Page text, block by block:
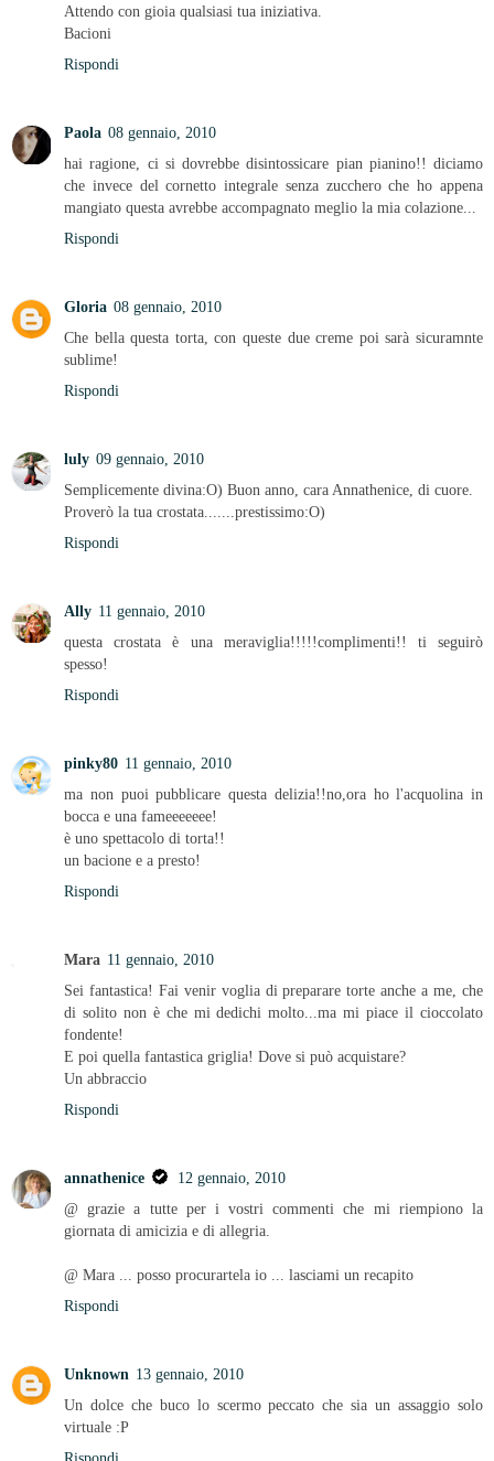
Attendo con gioia qualsiasi tua iniziativa.
Bacioni
Rispondi
Paola 08 gennaio, 2010
hai ragione, ci si dovrebbe disintossicare pian pianino!! diciamo
che invece del cornetto integrale senza zucchero che ho appena
mangiato questa avrebbe accompagnato meglio la mia colazione...
Rispondi
Gloria 08 gennaio, 2010
Che bella questa torta, con queste due creme poi sarà sicuramnte
sublime!
Rispondi
luly 09 gennaio, 2010
Semplicemente divina:O) Buon anno, cara Annathenice, di cuore.
Proverò la tua crostata.......prestissimo:O)
Rispondi
Ally 11 gennaio, 2010
questa crostata è una meraviglia!!!!!complimenti!! ti seguirò
spesso!
Rispondi
pinky80 11 gennaio, 2010
ma non puoi pubblicare questa delizia!!no,ora ho l'acquolina in
bocca e una fameeeeeee!
è uno spettacolo di torta!!
un bacione e a presto!
Rispondi
Mara 11 gennaio, 2010
Sei fantastica! Fai venir voglia di preparare torte anche a me, che
di solito non è che mi dedichi molto...ma mi piace il cioccolato
fondente!
E poi quella fantastica griglia! Dove si può acquistare?
Un abbraccio
Rispondi
annathenice
12 gennaio, 2010
@ grazie a tutte per i vostri commenti che mi riempiono la
giornata di amicizia e di allegria.
@ Mara ... posso procurartela io ... lasciami un recapito
Rispondi
Unknown 13 gennaio, 2010
Un dolce che buco lo scermo peccato che sia un assaggio solo
virtuale :P
Rispondi